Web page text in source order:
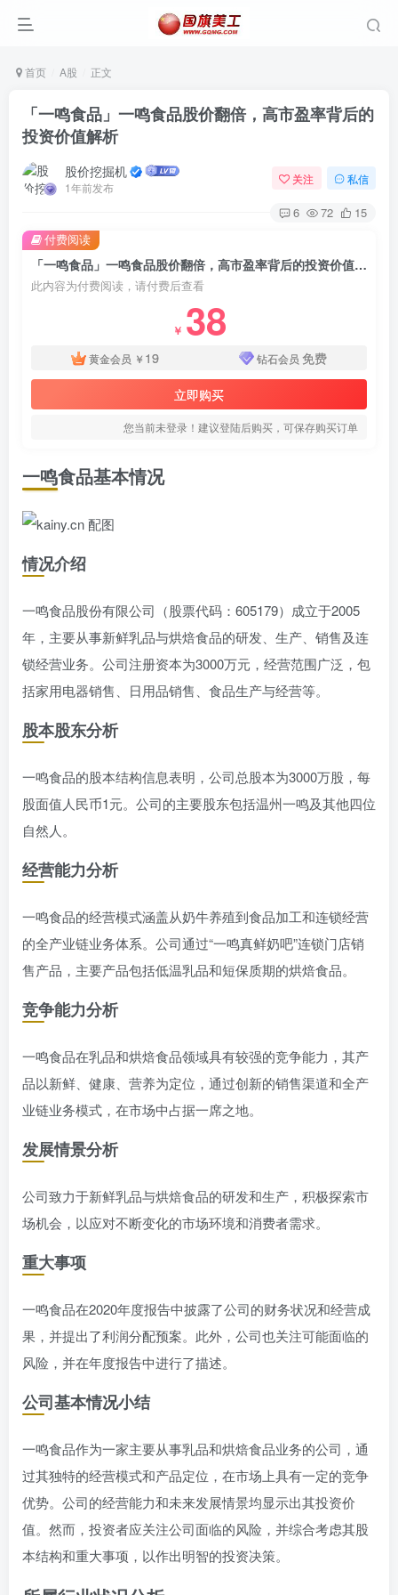
首页 A股 正文
「一鸣食品」一鸣食品股价翻倍，高市盈率背后的
投资价值解析
股价挖掘机
1年前发布
关注 私信
6 72 15
「一鸣食品」一鸣食品股价翻倍，高市盈率背后的投资价值解析
此内容为付费阅读，请付费后查看
￥ 38
黄金会员 ￥ 19 钻石会员 免费
立即购买
您当前未登录！建议登陆后购买，可保存购买订单
付费阅读
一鸣食品基本情况
情况介绍
一鸣食品股份有限公司（股票代码：605179）成立于2005
年，主要从事新鲜乳品与烘焙食品的研发、生产、销售及连
锁经营业务。公司注册资本为3000万元，经营范围广泛，包
括家用电器销售、日用品销售、食品生产与经营等。
股本股东分析
一鸣食品的股本结构信息表明，公司总股本为3000万股，每
股面值人民币1元。公司的主要股东包括温州一鸣及其他四位
自然人。
经营能力分析
一鸣食品的经营模式涵盖从奶牛养殖到食品加工和连锁经营
的全产业链业务体系。公司通过“一鸣真鲜奶吧”连锁门店销
售产品，主要产品包括低温乳品和短保质期的烘焙食品。
竞争能力分析
一鸣食品在乳品和烘焙食品领域具有较强的竞争能力，其产
品以新鲜、健康、营养为定位，通过创新的销售渠道和全产
业链业务模式，在市场中占据一席之地。
发展情景分析
公司致力于新鲜乳品与烘焙食品的研发和生产，积极探索市
场机会，以应对不断变化的市场环境和消费者需求。
重大事项
一鸣食品在2020年度报告中披露了公司的财务状况和经营成
果，并提出了利润分配预案。此外，公司也关注可能面临的
风险，并在年度报告中进行了描述。
公司基本情况小结
一鸣食品作为一家主要从事乳品和烘焙食品业务的公司，通
过其独特的经营模式和产品定位，在市场上具有一定的竞争
优势。公司的经营能力和未来发展情景均显示出其投资价
值。然而，投资者应关注公司面临的风险，并综合考虑其股
本结构和重大事项，以作出明智的投资决策。